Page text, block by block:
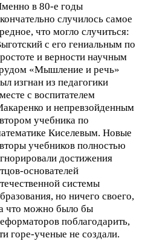
в 80-е годы
случилось самое
что могло случиться:
с его гениальным по
и верности научным
«Мышление и речь»
изгнан из педагогики
с воспитателем
и непревзойденным
учебника по
Киселевым. Новые
учебников полностью
достижения
основателей
системы
но ничего своего,
что можно было бы
поблагодарить,
горе-ученые не создали.